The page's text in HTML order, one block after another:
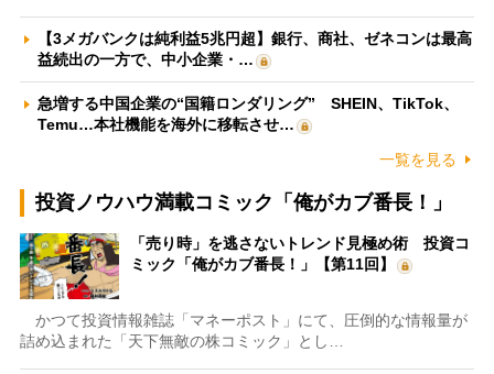
【3メガバンクは純利益5兆円超】銀行、商社、ゼネコンは最高
益続出の一方で、中小企業・…
急増する中国企業の“国籍ロンダリング” SHEIN、TikTok、
Temu…本社機能を海外に移転させ…
一覧を見る
投資ノウハウ満載コミック「俺がカブ番長！」
「売り時」を逃さないトレンド見極め術 投資コ
ミック「俺がカブ番長！」【第11回】
かつて投資情報雑誌「マネーポスト」にて、圧倒的な情報量が
詰め込まれた「天下無敵の株コミック」とし…